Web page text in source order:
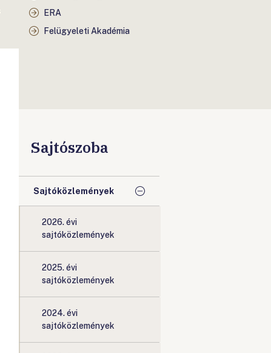
ERA
Felügyeleti Akadémia
Sajtószoba
Sajtóközlemények
2026. évi
sajtóközlemények
2025. évi
sajtóközlemények
2024. évi
sajtóközlemények